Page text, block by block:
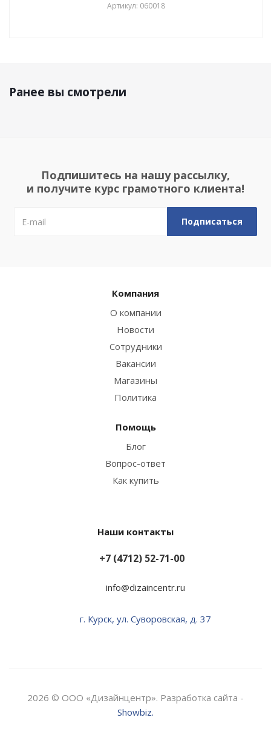
Артикул: 060018
Ранее вы смотрели
Подпишитесь на нашу рассылку,
и получите курс грамотного клиента!
Компания
О компании
Новости
Сотрудники
Вакансии
Магазины
Политика
Помощь
Блог
Вопрос-ответ
Как купить
Наши контакты
+7 (4712) 52-71-00
info@dizaincentr.ru
г. Курск, ул. Суворовская, д. 37
2026 © ООО «Дизайнцентр». Разработка сайта -
Showbiz.